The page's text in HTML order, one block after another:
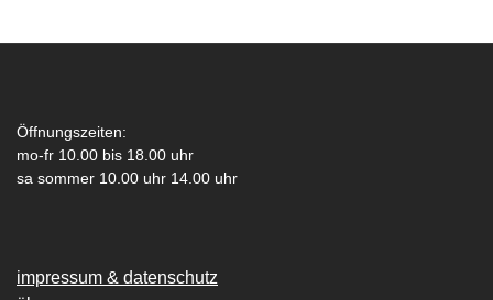
Öffnungszeiten:
mo-fr 10.00 bis 18.00 uhr
sa sommer 10.00 uhr 14.00 uhr
impressum & datenschutz